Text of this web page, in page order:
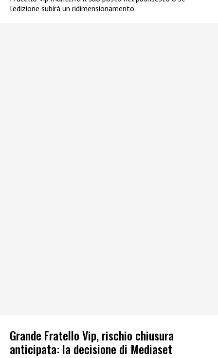
l’edizione subirà un ridimensionamento.
Grande Fratello Vip, rischio chiusura
anticipata: la decisione di Mediaset